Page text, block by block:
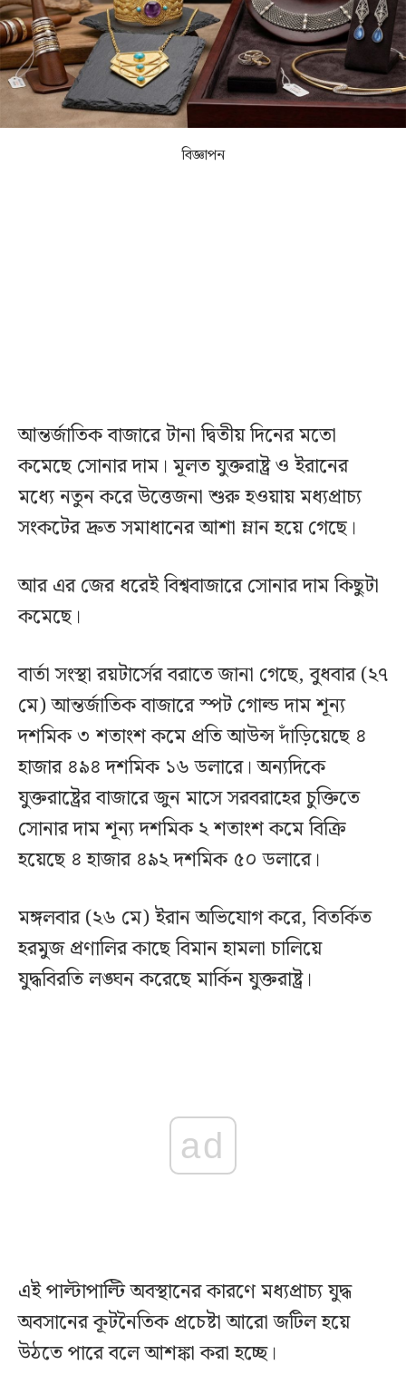
বিজ্ঞাপন
আন্তর্জাতিক বাজারে টানা দ্বিতীয় দিনের মতো
কমেছে সোনার দাম। মূলত যুক্তরাষ্ট্র ও ইরানের
মধ্যে নতুন করে উত্তেজনা শুরু হওয়ায় মধ্যপ্রাচ্য
সংকটের দ্রুত সমাধানের আশা ম্লান হয়ে গেছে।
আর এর জের ধরেই বিশ্ববাজারে সোনার দাম কিছুটা
কমেছে।
বার্তা সংস্থা রয়টার্সের বরাতে জানা গেছে, বুধবার (২৭
মে) আন্তর্জাতিক বাজারে স্পট গোল্ড দাম শূন্য
দশমিক ৩ শতাংশ কমে প্রতি আউন্স দাঁড়িয়েছে ৪
হাজার ৪৯৪ দশমিক ১৬ ডলারে। অন্যদিকে
যুক্তরাষ্ট্রের বাজারে জুন মাসে সরবরাহের চুক্তিতে
সোনার দাম শূন্য দশমিক ২ শতাংশ কমে বিক্রি
হয়েছে ৪ হাজার ৪৯২ দশমিক ৫০ ডলারে।
মঙ্গলবার (২৬ মে) ইরান অভিযোগ করে, বিতর্কিত
হরমুজ প্রণালির কাছে বিমান হামলা চালিয়ে
যুদ্ধবিরতি লঙ্ঘন করেছে মার্কিন যুক্তরাষ্ট্র।
ad
এই পাল্টাপাল্টি অবস্থানের কারণে মধ্যপ্রাচ্য যুদ্ধ
অবসানের কূটনৈতিক প্রচেষ্টা আরো জটিল হয়ে
উঠতে পারে বলে আশঙ্কা করা হচ্ছে।